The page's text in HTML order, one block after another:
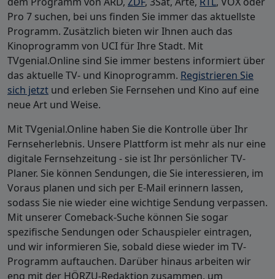
Pro 7 suchen, bei uns finden Sie immer das aktuellste
Programm. Zusätzlich bieten wir Ihnen auch das
Kinoprogramm von UCI für Ihre Stadt. Mit
TVgenial.Online sind Sie immer bestens informiert über
das aktuelle TV- und Kinoprogramm. Registrieren Sie
sich jetzt und erleben Sie Fernsehen und Kino auf eine
neue Art und Weise.
Mit TVgenial.Online haben Sie die Kontrolle über Ihr
Fernseherlebnis. Unsere Plattform ist mehr als nur eine
digitale Fernsehzeitung - sie ist Ihr persönlicher TV-
Planer. Sie können Sendungen, die Sie interessieren, im
Voraus planen und sich per E-Mail erinnern lassen,
sodass Sie nie wieder eine wichtige Sendung verpassen.
Mit unserer Comeback-Suche können Sie sogar
spezifische Sendungen oder Schauspieler eintragen,
und wir informieren Sie, sobald diese wieder im TV-
Programm auftauchen. Darüber hinaus arbeiten wir
eng mit der HÖRZU-Redaktion zusammen, um